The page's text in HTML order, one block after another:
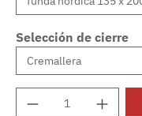
Selección de cierre
Cantidad del